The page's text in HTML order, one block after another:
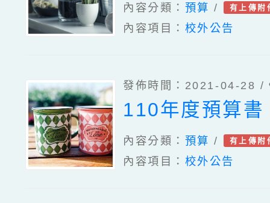
內容分類： 預算 / 有上傳附
內容項目： 校外公告
發佈時間：2021-04-28 /
110年度預算書
內容分類： 預算 / 有上傳附
內容項目： 校外公告